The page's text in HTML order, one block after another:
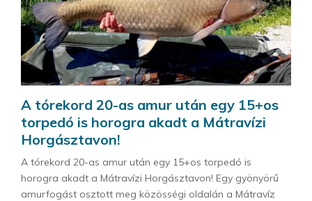
A tórekord 20-as amur után egy 15+os
torpedó is horogra akadt a Mátravízi
Horgásztavon!
A tórekord 20-as amur után egy 15+os torpedó is
horogra akadt a Mátravízi Horgásztavon! Egy gyönyörű
amurfogást osztott meg közösségi oldalán a Mátravíz